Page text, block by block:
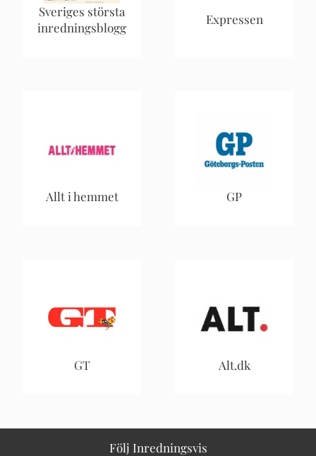
Sveriges största
inredningsblogg
Expressen
Allt i hemmet GP
GT Alt.dk
Följ Inredningsvis